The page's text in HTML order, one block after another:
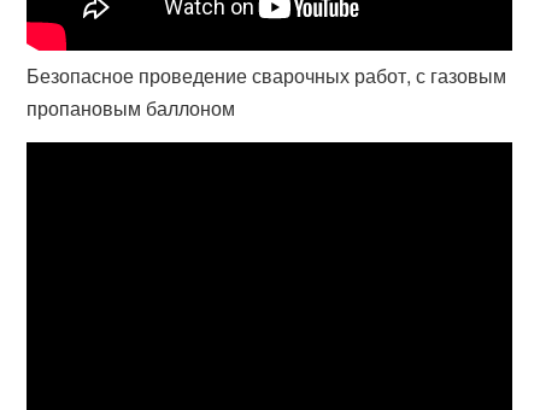
Безопасное проведение сварочных работ, с газовым
пропановым баллоном